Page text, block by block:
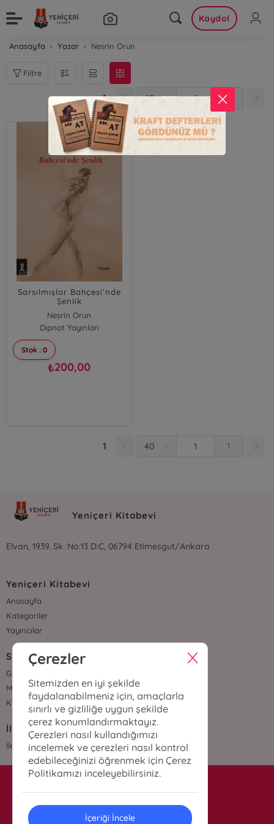
Kaydol
Anasayfa Yazar Nesrin Orun
Filtre
1
Sarsılmışlar Bahçesi’nde
Şenlik
Nesrin Orun
Dipnot Yayınları
Stok : 0
₺200,00
1 1
Yeniçeri Kitabevi
Elvan, 1939. Sk. No:13 D:C, 06794 Etimesgut/Ankara
Yeniçeri Kitabevi
Anasayfa
Kategoriler
Yayıncılar
Sözleşmeler
Gizlilik Sözleşmesi
Mesafeli Satış Sözleşmesi
Kullanıcı Sözleşmesi
İletişim
İletişim
info@yenicerikitabevi.com
Çerezler
Sitemizden en iyi şekilde
faydalanabilmeniz için, amaçlarla
sınırlı ve gizliliğe uygun şekilde
çerez konumlandırmaktayız.
Çerezleri nasıl kullandığımızı
incelemek ve çerezleri nasıl kontrol
edebileceğinizi öğrenmek için Çerez
Politikamızı inceleyebilirsiniz.
İçeriği İncele